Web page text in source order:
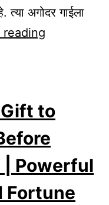
त्या अगोदर गाईला
Offer
This
to
Cow
to
| Powerful
Fortune